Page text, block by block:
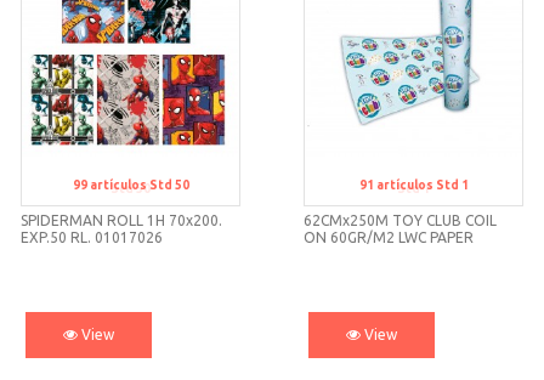
Std 50
SPIDERMAN ROLL 1H 70x200.
EXP.50 RL. 01017026
99 artículosStd 50
View
Std 1
62CMx250M TOY CLUB COIL
ON 60GR/M2 LWC PAPER
91 artículos Std 1
View